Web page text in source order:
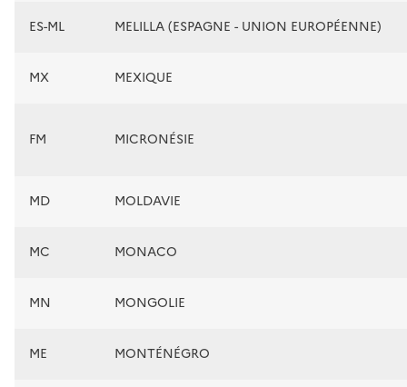
ES-ML MELILLA (ESPAGNE - UNION EUROPÉENNE)
MX MEXIQUE
FM MICRONÉSIE
MD MOLDAVIE
MC MONACO
MN MONGOLIE
ME MONTÉNÉGRO